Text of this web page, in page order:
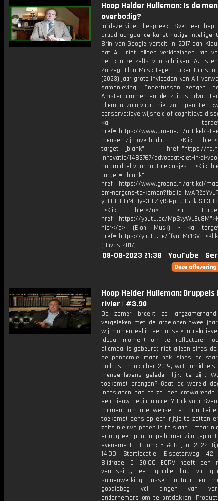
Hoop Helder Hulleman: Is de
overbodig?
In deze video bespreekt Sven een
draad aangaande kunstmatige
Brin van Google vertelt in 2017 aan
dat A.I. niet alleen verkiezingen kan
het kan ze zelfs voorschrijven. A.I.
Zo zegt Elon Musk tegen Tucker
(2023) jaar grote invloeden van A.I.
samenleving. Ondertussen zeggen
Amsterdammer en de zuidas-
allemaal zo’n vaart niet zal lopen. Een
conservatieve wijsheid of cognitieve
<a
href="https://www.groene.nl/artikel/
mensen-zijn-overbodig -">Klik
target="_blank" href="https://
innovatie/1483767/advocaat-ziet-in-ai-
hulpmiddel-voor-routineklusjes -">Klik
target="_blank"
href="https://www.groene.nl/artikel/
om-nergens-te-
ypEUt0UnM-
">Klik hier</a> <a
href="https://youtu.be/
hier</a> (Elon Musk) - <a
href="https://youtu.be/
(Davos 2017)
08-08-2023 21:38 YouTube
Hoop Helder Hulleman: Druppels
rivier | #3.90
De zomer breekt zo
vergeleken met de afgelopen twee
wij momenteel in een oase van
ideaal moment om te reflecteren
allemaal is gebeurd; niet alleen sinds
de pandemie maar ook sinds de
podcast in oktober 2019, wat inmiddels
mensenlevens geleden lijkt te zijn.
toekomst brengen? Gaat de wereld
ingeslagen pad of zal een ontwakende
een nieuw begin inluiden? Ook voor
moment om alle wensen en
toekomst eens op een rijtje te zetten
zelfs nieuwe paden in te slaan... maar
er nog een paar appelbomen zijn
evenement: Datum: 5 & 6 juni 2022
14:00 Startlocatie: Elspeterweg 42,
Bijdrage: € 30,00 EORV heeft een
verrassing, een goodie bag vol
samenwerking tussen natuur en
goodiebag vol dingen van
ondernemers om te ontdekken.